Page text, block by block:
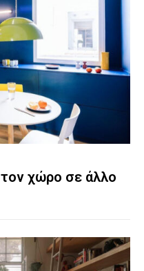
χώρο σε άλλο